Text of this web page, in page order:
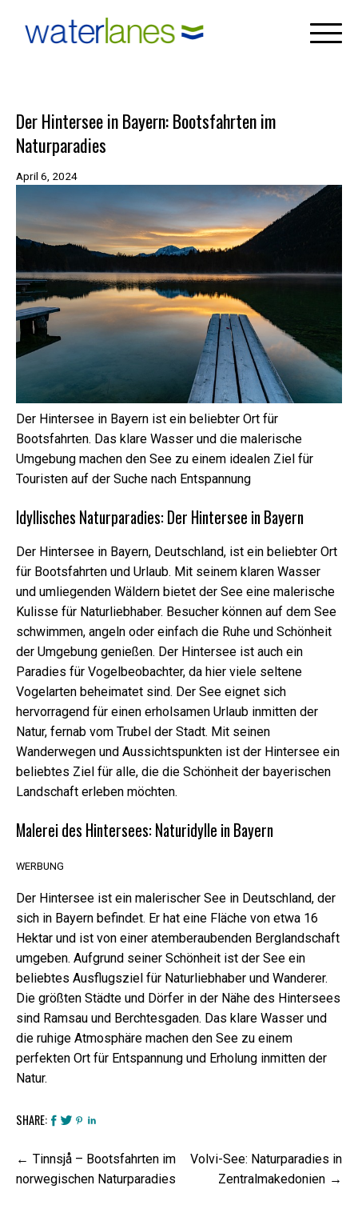
Der Hintersee in Bayern: Bootsfahrten im
Naturparadies
April 6, 2024
Der Hintersee in Bayern ist ein beliebter Ort für
Bootsfahrten. Das klare Wasser und die malerische
Umgebung machen den See zu einem idealen Ziel für
Touristen auf der Suche nach Entspannung
Idyllisches Naturparadies: Der Hintersee in Bayern
Der Hintersee in Bayern, Deutschland, ist ein beliebter Ort
für Bootsfahrten und Urlaub. Mit seinem klaren Wasser
und umliegenden Wäldern bietet der See eine malerische
Kulisse für Naturliebhaber. Besucher können auf dem See
schwimmen, angeln oder einfach die Ruhe und Schönheit
der Umgebung genießen. Der Hintersee ist auch ein
Paradies für Vogelbeobachter, da hier viele seltene
Vogelarten beheimatet sind. Der See eignet sich
hervorragend für einen erholsamen Urlaub inmitten der
Natur, fernab vom Trubel der Stadt. Mit seinen
Wanderwegen und Aussichtspunkten ist der Hintersee ein
beliebtes Ziel für alle, die die Schönheit der bayerischen
Landschaft erleben möchten.
Malerei des Hintersees: Naturidylle in Bayern
WERBUNG
Der Hintersee ist ein malerischer See in Deutschland, der
sich in Bayern befindet. Er hat eine Fläche von etwa 16
Hektar und ist von einer atemberaubenden Berglandschaft
umgeben. Aufgrund seiner Schönheit ist der See ein
beliebtes Ausflugsziel für Naturliebhaber und Wanderer.
Die größten Städte und Dörfer in der Nähe des Hintersees
sind Ramsau und Berchtesgaden. Das klare Wasser und
die ruhige Atmosphäre machen den See zu einem
perfekten Ort für Entspannung und Erholung inmitten der
Natur.
SHARE:
Beitrags-
Navigation
Tinnsjå – Bootsfahrten im
norwegischen Naturparadies
Volvi-See: Naturparadies in
Zentralmakedonien
×
Erforderliche
Diese Cookies
sind nicht
optional. Sie
sind für das
Funktionieren
der Website
erforderlich.
Marketing
beim Besuch
unserer
Website
mitteilen,
erhöhen Sie
die Chance,
personalisierte
Inhalte und
Angebote zu
sehen.